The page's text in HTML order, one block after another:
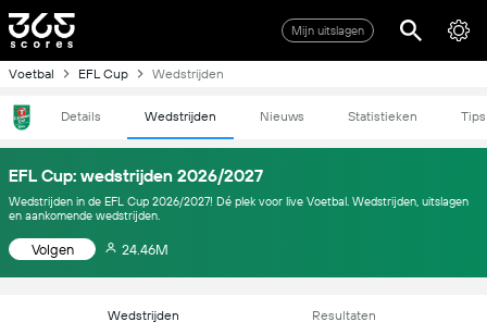
Mijn uitslagen
Voetbal EFL Cup Wedstrijden
Details Wedstrijden Nieuws Statistieken Tips
EFL Cup: wedstrijden 2026/2027
Wedstrijden in de EFL Cup 2026/2027! Dé plek voor live Voetbal. Wedstrijden, uitslagen
en aankomende wedstrijden.
Volgen 24.46M
Wedstrijden Resultaten